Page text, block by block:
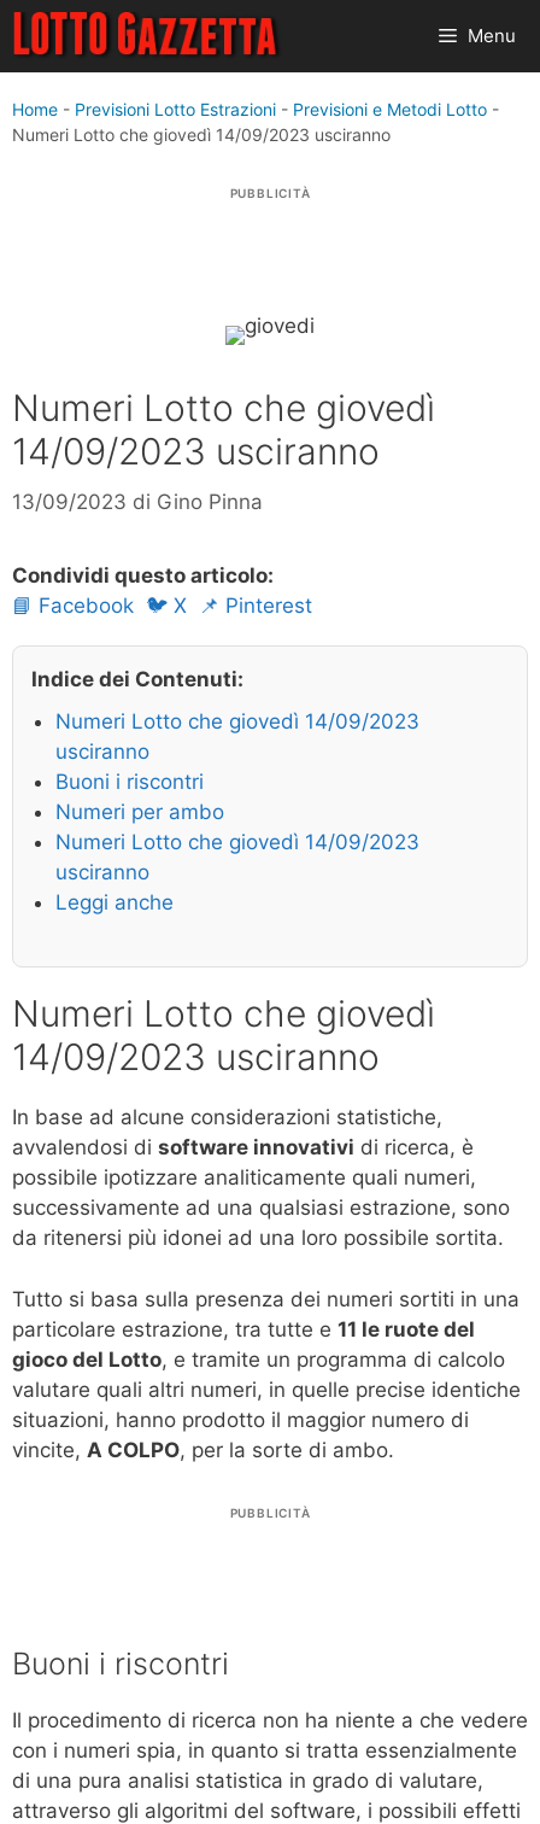
Vai
contenuto
Menu
Home - Previsioni Lotto Estrazioni - Previsioni e Metodi Lotto -
Numeri Lotto che giovedì 14/09/2023 usciranno
PUBBLICITÀ
Numeri Lotto che giovedì
14/09/2023 usciranno
13/09/2023 di Gino Pinna
Condividi questo articolo:
📘 Facebook 🐦 X 📌 Pinterest
Indice dei Contenuti:
Numeri Lotto che giovedì 14/09/2023
usciranno
Buoni i riscontri
Numeri per ambo
Numeri Lotto che giovedì 14/09/2023
usciranno
Leggi anche
Numeri Lotto che giovedì
14/09/2023 usciranno
In base ad alcune considerazioni statistiche,
avvalendosi di software innovativi di ricerca, è
possibile ipotizzare analiticamente quali numeri,
successivamente ad una qualsiasi estrazione, sono
da ritenersi più idonei ad una loro possibile sortita.
Tutto si basa sulla presenza dei numeri sortiti in una
particolare estrazione, tra tutte e 11 le ruote del
gioco del Lotto, e tramite un programma di calcolo
valutare quali altri numeri, in quelle precise identiche
situazioni, hanno prodotto il maggior numero di
vincite, A COLPO, per la sorte di ambo.
PUBBLICITÀ
Buoni i riscontri
Il procedimento di ricerca non ha niente a che vedere
con i numeri spia, in quanto si tratta essenzialmente
di una pura analisi statistica in grado di valutare,
attraverso gli algoritmi del software, i possibili effetti